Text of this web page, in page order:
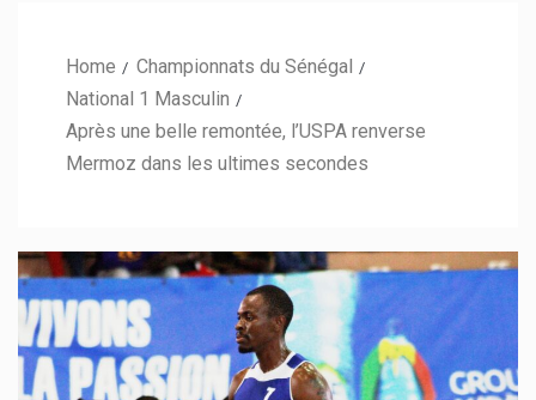
Home
Championnats du Sénégal
National 1 Masculin
Après une belle remontée, l’USPA renverse
Mermoz dans les ultimes secondes